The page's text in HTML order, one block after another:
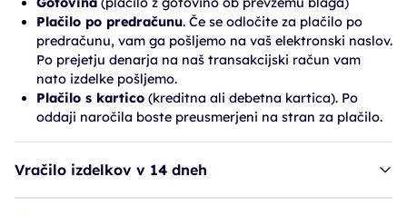
Plačilo po predračunu. Če se odločite za plačilo po
predračunu, vam ga pošljemo na vaš elektronski naslov.
Po prejetju denarja na naš transakcijski račun vam
nato izdelke pošljemo.
Plačilo s kartico (kreditna ali debetna kartica). Po
oddaji naročila boste preusmerjeni na stran za plačilo.
Vračilo izdelkov v 14 dneh